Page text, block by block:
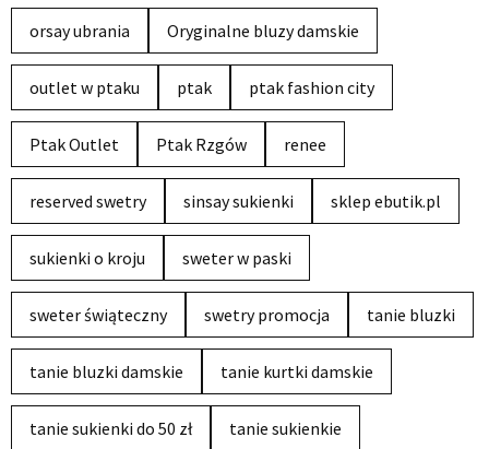
orsay ubrania Oryginalne bluzy damskie
outlet w ptaku ptak ptak fashion city
Ptak Outlet Ptak Rzgów renee
reserved swetry sinsay sukienki sklep ebutik.pl
sukienki o kroju sweter w paski
sweter świąteczny swetry promocja tanie bluzki
tanie bluzki damskie tanie kurtki damskie
tanie sukienki do 50 zł tanie sukienkie